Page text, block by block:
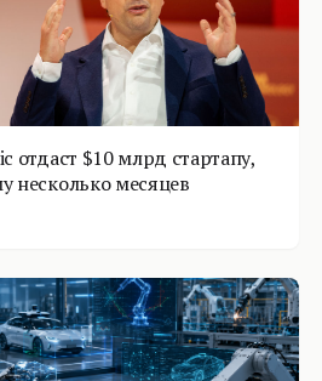
отдаст $10 млрд стартапу,
несколько месяцев